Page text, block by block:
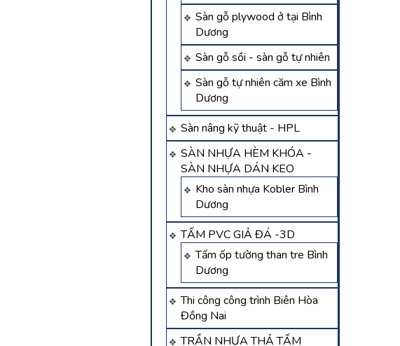
Sàn gỗ plywood ở tại Bình
Dương
Sàn gỗ sồi - sàn gỗ tự nhiên
Sàn gỗ tự nhiên căm xe Bình
Dương
Sàn nâng kỹ thuật - HPL
SÀN NHỰA HÈM KHÓA -
SÀN NHỰA DÁN KEO
Kho sàn nhựa Kobler Bình
Dương
TẤM PVC GIẢ ĐÁ -3D
Tấm ốp tường than tre Bình
Dương
Thi công công trình Biên Hòa
Đồng Nai
TRẦN NHỰA THẢ TẤM